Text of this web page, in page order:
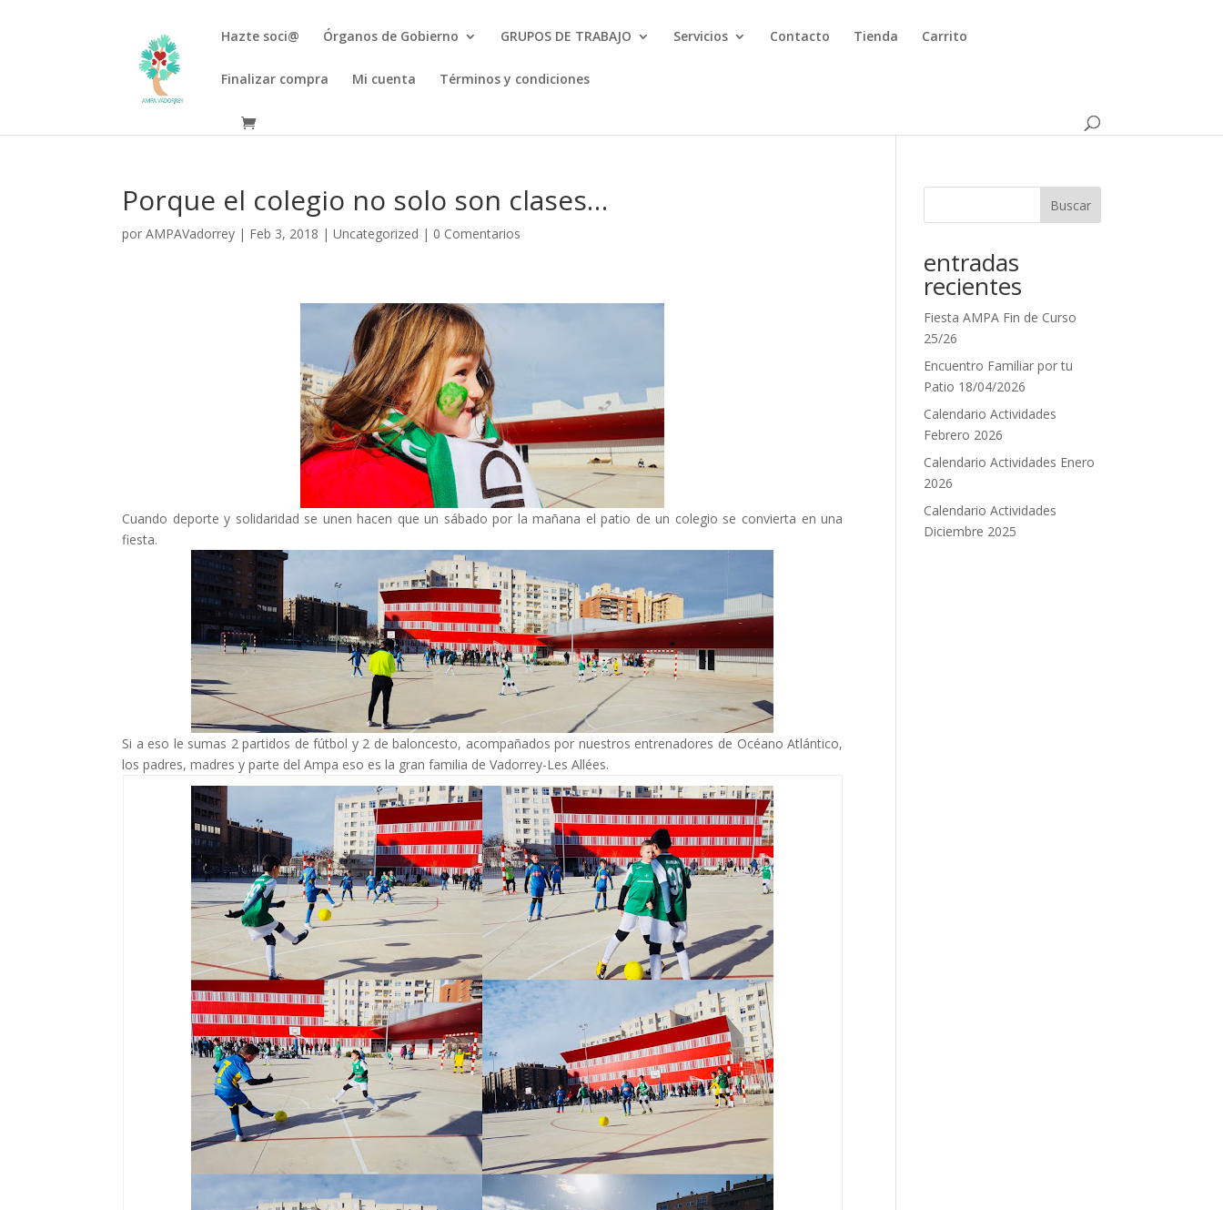
Hazte soci@ Órganos de Gobierno GRUPOS DE TRABAJO Servicios Contacto Tienda Carrito
Finalizar compra Mi cuenta Términos y condiciones
Porque el colegio no solo son clases…
porAMPAVadorrey | Feb 3, 2018 |Uncategorized | 0 Comentarios
Cuando deporte y solidaridad se unen hacen que un sábado por la mañana el patio de un colegio se convierta en una
fiesta.
Si a eso le sumas 2 partidos de fútbol y 2 de baloncesto, acompañados por nuestros entrenadores de Océano Atlántico,
los padres, madres y parte del Ampa eso es la gran familia de Vadorrey-Les Allées.
Buscar
entradas
recientes
Fiesta AMPA Fin de Curso
25/26
Encuentro Familiar por tu
Patio 18/04/2026
Calendario Actividades
Febrero 2026
Calendario Actividades Enero
2026
Calendario Actividades
Diciembre 2025